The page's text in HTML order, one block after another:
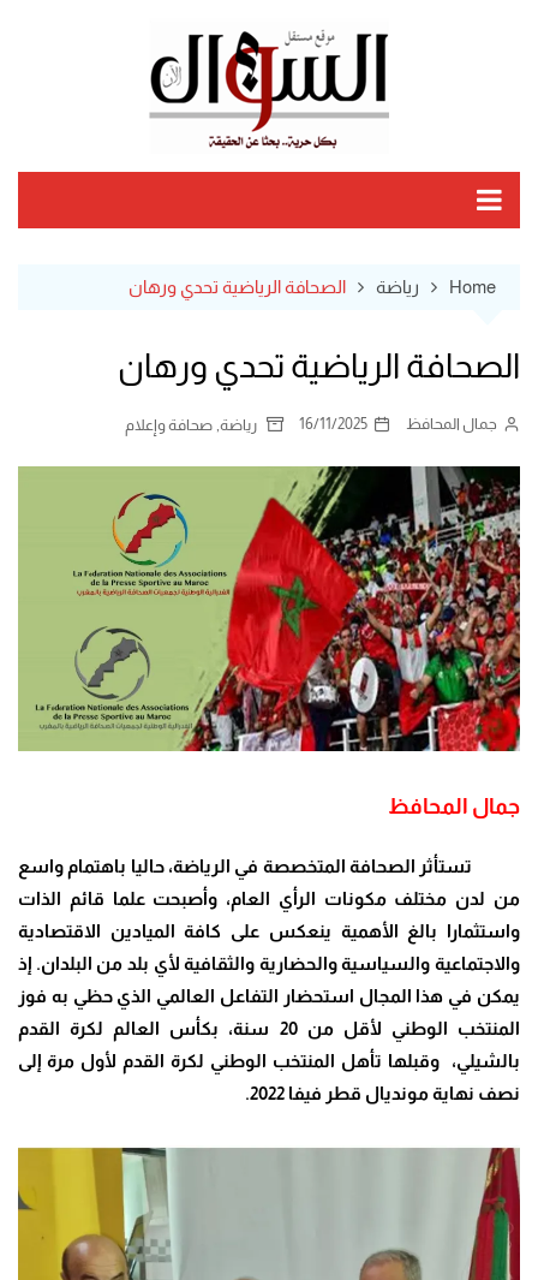
Home رياضة الصحافة الرياضية تحدي ورهان
الصحافة الرياضية تحدي ورهان
جمال المحافظ 16/11/2025 رياضة صحافة وإعلام
جمال المحافظ
تستأثر الصحافة المتخصصة في الرياضة، حاليا باهتمام واسع
من لدن مختلف مكونات الرأي العام، وأصبحت علما قائم الذات
واستثمارا بالغ الأهمية ينعكس على كافة الميادين الاقتصادية
والاجتماعية والسياسية والحضارية والثقافية لأي بلد من البلدان. إذ
يمكن في هذا المجال استحضار التفاعل العالمي الذي حظي به فوز
المنتخب الوطني لأقل من 20 سنة، بكأس العالم لكرة القدم
بالشيلي، وقبلها تأهل المنتخب الوطني لكرة القدم لأول مرة إلى
نصف نهاية مونديال قطر فيفا 2022.